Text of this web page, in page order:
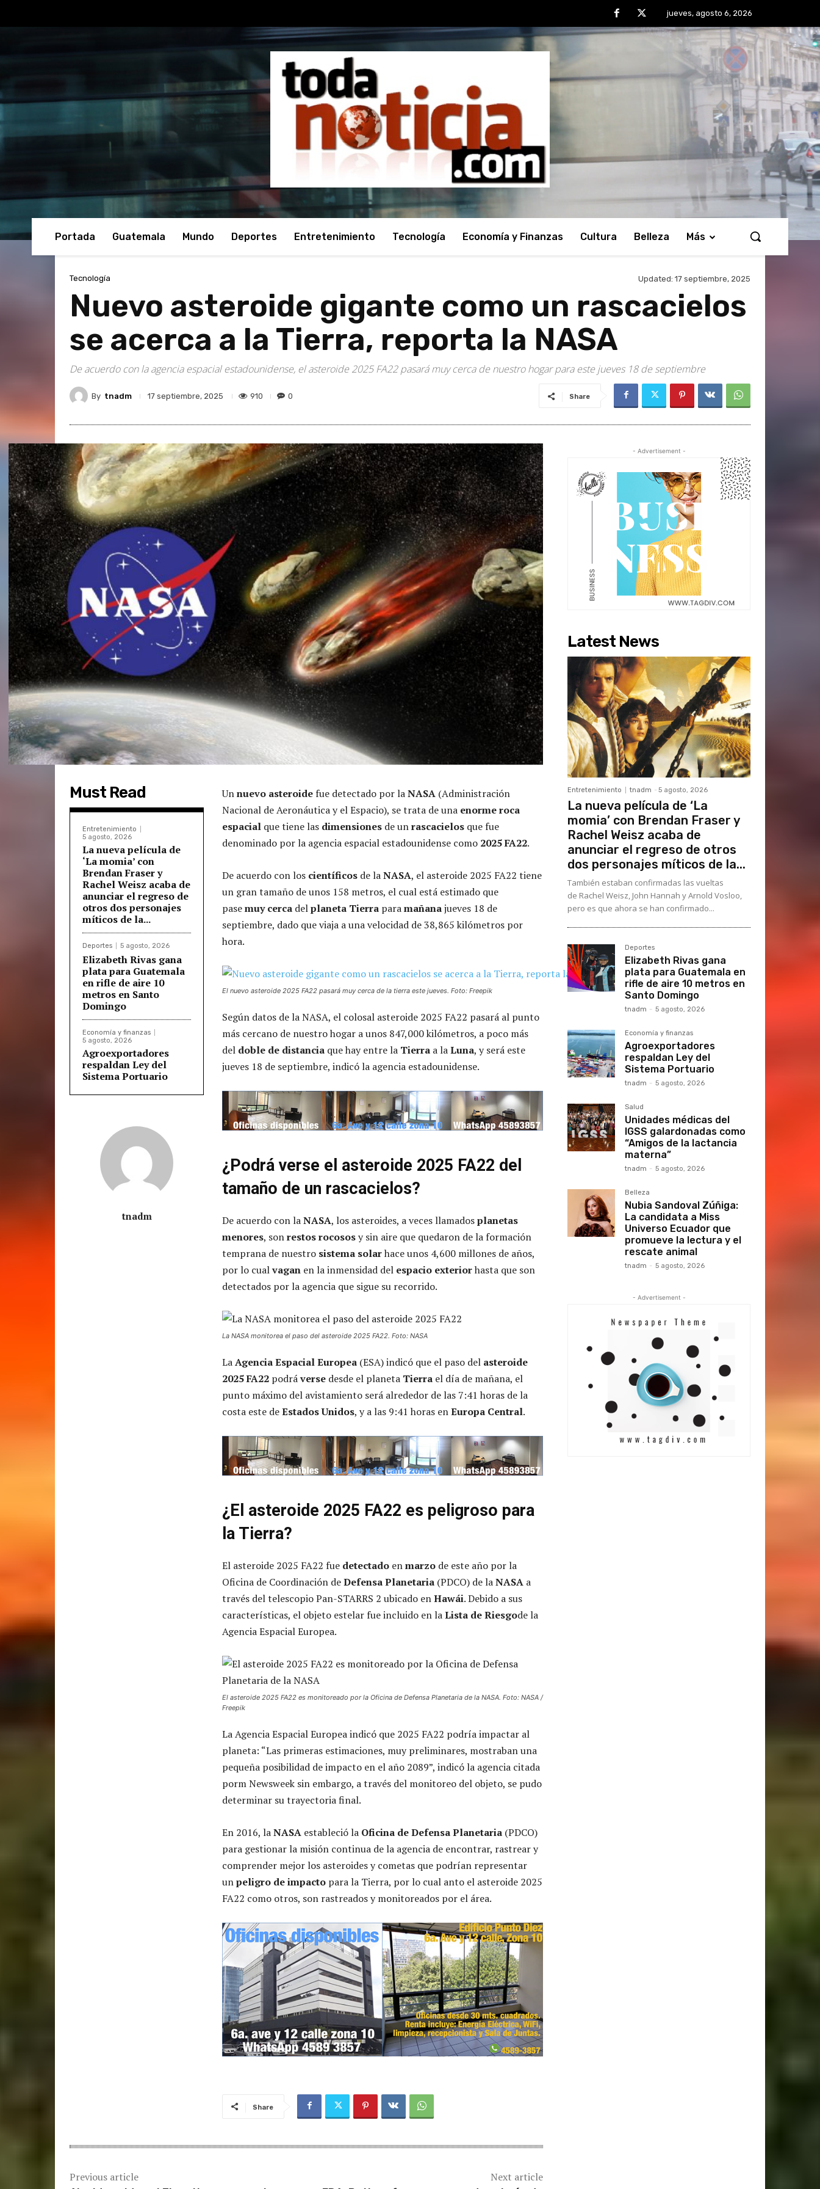
jueves, agosto 6, 2026
Portada Guatemala Mundo Deportes Entretenimiento Tecnología Economía y Finanzas Cultura Belleza Más
Tecnología Updated: 17 septiembre, 2025
Nuevo asteroide gigante como un rascacielos
se acerca a la Tierra, reporta la NASA
De acuerdo con la agencia espacial estadounidense, el asteroide 2025 FA22 pasará muy cerca de nuestro hogar para este jueves 18 de septiembre
By tnadm 17 septiembre, 2025 910 0 Share
Must Read
Entretenimiento
5 agosto, 2026
La nueva película de
‘La momia’ con
Brendan Fraser y
Rachel Weisz acaba de
anunciar el regreso de
otros dos personajes
míticos de la...
Deportes 5 agosto, 2026
Elizabeth Rivas gana
plata para Guatemala
en rifle de aire 10
metros en Santo
Domingo
Economía y finanzas
5 agosto, 2026
Agroexportadores
respaldan Ley del
Sistema Portuario
tnadm
Unnuevo asteroide fue detectado por laNASA (Administración
Nacional de Aeronáutica y el Espacio), se trata de una enorme roca
espacial que tiene las dimensiones de unrascacielos que fue
denominado por la agencia espacial estadounidense como 2025 FA22.
De acuerdo con los científicos de laNASA, el asteroide 2025 FA22 tiene
un gran tamaño de unos 158 metros, el cual está estimado que
pasemuy cerca delplaneta Tierra paramañanajueves 18 de
septiembre, dado que viaja a una velocidad de 38,865 kilómetros por
hora.
El nuevo asteroide 2025 FA22 pasará muy cerca de la tierra este jueves. Foto: Freepik
Según datos de la NASA, el colosal asteroide 2025 FA22 pasará al punto
más cercano de nuestro hogar a unos 847,000 kilómetros, a poco más
del doble de distancia que hay entre la Tierra a laLuna, y será este
jueves 18 de septiembre, indicó la agencia estadounidense.
¿Podrá verse el asteroide 2025 FA22 del
tamaño de un rascacielos?
De acuerdo con laNASA, los asteroides, a veces llamadosplanetas
menores, sonrestos rocososy sin aire que quedaron de la formación
temprana de nuestro sistema solarhace unos 4,600 millones de años,
por lo cualvagan en la inmensidad del espacio exteriorhasta que son
detectados por la agencia que sigue su recorrido.
La NASA monitorea el paso del asteroide 2025 FA22. Foto: NASA
LaAgencia Espacial Europea (ESA) indicó que el paso del asteroide
2025 FA22 podráverse desde el planeta Tierra el día de mañana, el
punto máximo del avistamiento será alrededor de las 7:41 horas de la
costa este deEstados Unidos, y a las 9:41 horas enEuropa Central.
¿El asteroide 2025 FA22 es peligroso para
la Tierra?
El asteroide 2025 FA22 fue detectado enmarzo de este año por la
Oficina de Coordinación deDefensa Planetaria (PDCO) de laNASA a
través del telescopio Pan-STARRS 2 ubicado enHawái. Debido a sus
características, el objeto estelar fue incluido en laLista de Riesgode la
Agencia Espacial Europea.
El asteroide 2025 FA22 es monitoreado por la Oficina de Defensa Planetaria de la NASA. Foto: NASA /
Freepik
La Agencia Espacial Europea indicó que 2025 FA22 podría impactar al
planeta: “Las primeras estimaciones, muy preliminares, mostraban una
pequeña posibilidad de impacto en el año 2089”, indicó la agencia citada
porm Newsweek sin embargo, a través del monitoreo del objeto, se pudo
determinar su trayectoria final.
En 2016, laNASA estableció la Oficina de Defensa Planetaria (PDCO)
para gestionar la misión continua de la agencia de encontrar, rastrear y
comprender mejor los asteroides y cometas que podrían representar
unpeligro de impacto para la Tierra, por lo cual anto el asteroide 2025
FA22 como otros, son rastreados y monitoreados por el área.
Share
Previous article
Next article
- Advertisement -
Latest News
Entretenimiento tnadm - 5 agosto, 2026
La nueva película de ‘La
momia’ con Brendan Fraser y
Rachel Weisz acaba de
anunciar el regreso de otros
dos personajes míticos de la...
También estaban confirmadas las vueltas
de Rachel Weisz, John Hannah y Arnold Vosloo,
pero es que ahora se han confirmado...
Deportes
Elizabeth Rivas gana
plata para Guatemala en
rifle de aire 10 metros en
Santo Domingo
tnadm - 5 agosto, 2026
Economía y finanzas
Agroexportadores
respaldan Ley del
Sistema Portuario
tnadm - 5 agosto, 2026
Salud
Unidades médicas del
IGSS galardonadas como
“Amigos de la lactancia
materna”
tnadm - 5 agosto, 2026
Belleza
Nubia Sandoval Zúñiga:
La candidata a Miss
Universo Ecuador que
promueve la lectura y el
rescate animal
tnadm - 5 agosto, 2026
- Advertisement -